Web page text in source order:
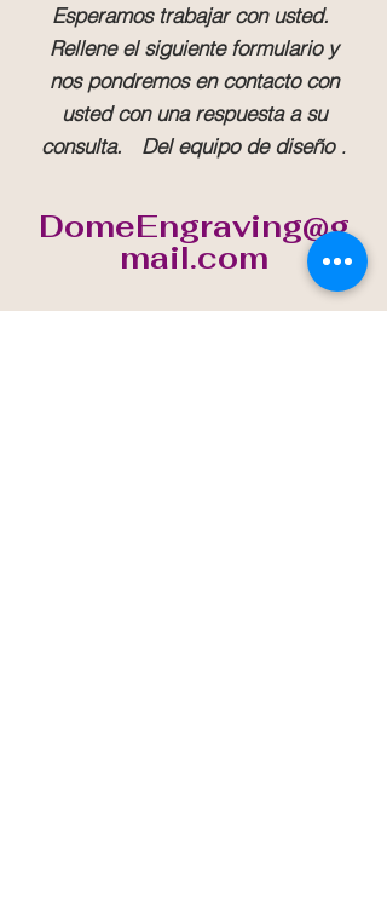
Esperamos trabajar con usted.
Rellene el siguiente formulario y
nos pondremos en contacto con
usted con una respuesta a su
consulta.
Del equipo de diseño .
DomeEngraving@g
mail.com